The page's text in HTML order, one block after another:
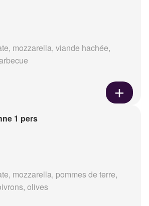
mozzarella, viande hachée,
1 pers
mozzarella, pommes de terre,
olives